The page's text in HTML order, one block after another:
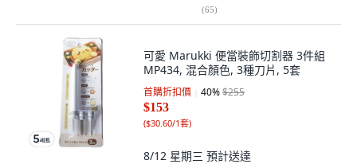
(65)
可愛 Marukki 便當裝飾切割器 3件組
MP434, 混合顏色, 3種刀片, 5套
首購折扣價 40%$255
$153
($30.60/1套)
8/12 星期三 預計送達